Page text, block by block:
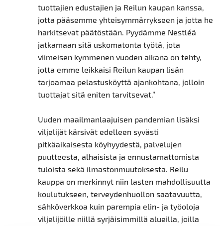
tuottajien edustajien ja Reilun kaupan kanssa,
jotta pääsemme yhteisymmärrykseen ja jotta he
harkitsevat päätöstään. Pyydämme Nestléä
jatkamaan sitä uskomatonta työtä, jota
viimeisen kymmenen vuoden aikana on tehty,
jotta emme leikkaisi Reilun kaupan lisän
tarjoamaa pelastusköyttä ajankohtana, jolloin
tuottajat sitä eniten tarvitsevat.”
Uuden maailmanlaajuisen pandemian lisäksi
viljelijät kärsivät edelleen syvästi
pitkäaikaisesta köyhyydestä, palvelujen
puutteesta, alhaisista ja ennustamattomista
tuloista sekä ilmastonmuutoksesta. Reilu
kauppa on merkinnyt niin lasten mahdollisuutta
koulutukseen, terveydenhuollon saatavuutta,
sähköverkkoa kuin parempia elin- ja työoloja
viljelijöille niillä syrjäisimmillä alueilla, joilla